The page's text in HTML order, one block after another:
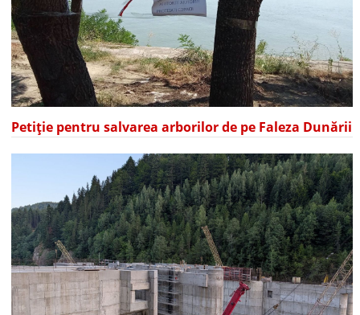
Petiție pentru salvarea arborilor de pe Faleza Dunării